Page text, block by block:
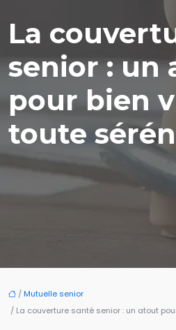
La
senior : un
pour bien
toute
/Mutuelle senior
/ La couverture santé senior : un atout